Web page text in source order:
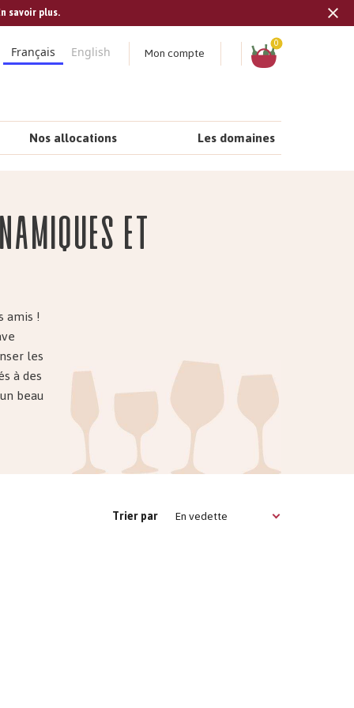
savoir plus.
Français English Mon compte
Panier
0
Nos allocations Les domaines
et
amis !
les
à des
beau
Trier par En vedette